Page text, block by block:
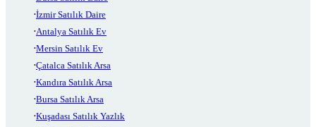
İzmir Satılık Daire
Antalya Satılık Ev
Mersin Satılık Ev
Çatalca Satılık Arsa
Kandıra Satılık Arsa
Bursa Satılık Arsa
Kuşadası Satılık Yazlık